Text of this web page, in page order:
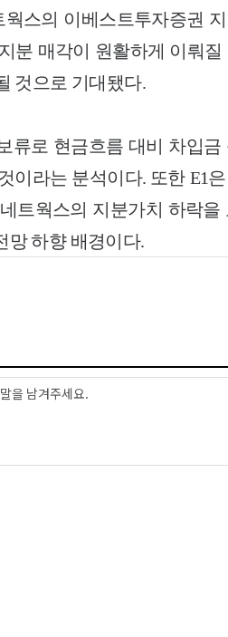
스의 이베스트투자증권
분 매각이 원활하게 이뤄
것으로 기대됐다.
류로 현금흐름 대비 차입
이라는 분석이다. 또한 E1
트웍스의 지분가치 하락
망 하향 배경이다.